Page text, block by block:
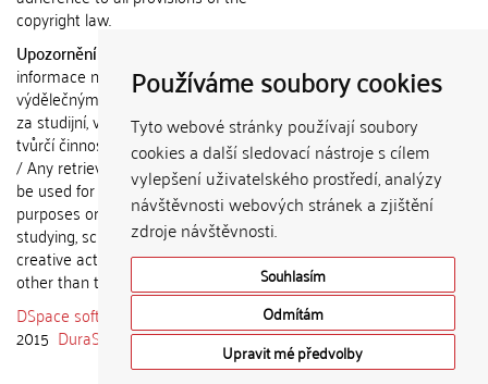
Používáme soubory cookies
Tyto webové stránky používají soubory
cookies a další sledovací nástroje s cílem
vylepšení uživatelského prostředí, analýzy
návštěvnosti webových stránek a zjištění
zdroje návštěvnosti.
Souhlasím
Odmítám
Upravit mé předvolby
copyright law.
Upozornění / Notice:
informace nemohou být použity k
výdělečným účelům nebo vydávány
za studijní, vědeckou nebo jinou
tvůrčí činnost jiné osoby než autora.
/ Any retrieved information shall not
be used for any commercial
purposes or claimed as results of
studying, scientific or any other
creative activities of any person
other than the author.
DSpace software
copyright © 2002-
2015 DuraSpace